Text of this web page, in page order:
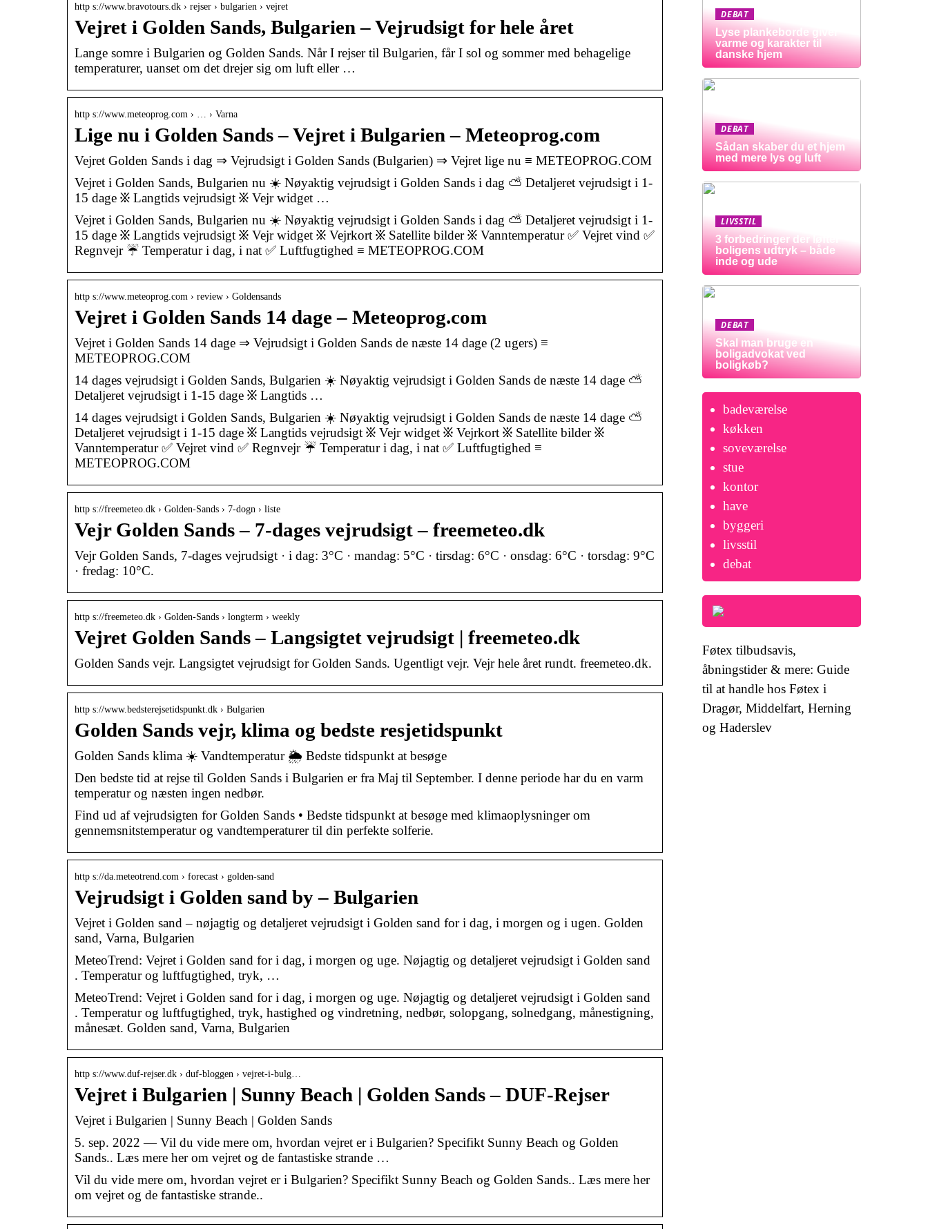
http s://www.bravotours.dk › rejser › bulgarien › vejret
Vejret i Golden Sands, Bulgarien – Vejrudsigt for hele året
Lange somre i Bulgarien og Golden Sands. Når I rejser til Bulgarien, får I sol og sommer med behagelige
temperaturer, uanset om det drejer sig om luft eller …
http s://www.meteoprog.com › … › Varna
Lige nu i Golden Sands – Vejret i Bulgarien – Meteoprog.com
Vejret Golden Sands i dag ⇒ Vejrudsigt i Golden Sands (Bulgarien) ⇒ Vejret lige nu ≡ METEOPROG.COM
Vejret i Golden Sands, Bulgarien nu ☀️ Nøyaktig vejrudsigt i Golden Sands i dag ⛅ Detaljeret vejrudsigt i 1-
15 dage ፠ Langtids vejrudsigt ፠ Vejr widget …
Vejret i Golden Sands, Bulgarien nu ☀️ Nøyaktig vejrudsigt i Golden Sands i dag ⛅ Detaljeret vejrudsigt i 1-
15 dage ፠ Langtids vejrudsigt ፠ Vejr widget ፠ Vejrkort ፠ Satellite bilder ፠ Vanntemperatur ✅ Vejret vind ✅
Regnvejr ☔ Temperatur i dag, i nat ✅ Luftfugtighed ≡ METEOPROG.COM
http s://www.meteoprog.com › review › Goldensands
Vejret i Golden Sands 14 dage – Meteoprog.com
Vejret i Golden Sands 14 dage ⇒ Vejrudsigt i Golden Sands de næste 14 dage (2 ugers) ≡
METEOPROG.COM
14 dages vejrudsigt i Golden Sands, Bulgarien ☀️ Nøyaktig vejrudsigt i Golden Sands de næste 14 dage ⛅
Detaljeret vejrudsigt i 1-15 dage ፠ Langtids …
14 dages vejrudsigt i Golden Sands, Bulgarien ☀️ Nøyaktig vejrudsigt i Golden Sands de næste 14 dage ⛅
Detaljeret vejrudsigt i 1-15 dage ፠ Langtids vejrudsigt ፠ Vejr widget ፠ Vejrkort ፠ Satellite bilder ፠
Vanntemperatur ✅ Vejret vind ✅ Regnvejr ☔ Temperatur i dag, i nat ✅ Luftfugtighed ≡
METEOPROG.COM
http s://freemeteo.dk › Golden-Sands › 7-dogn › liste
Vejr Golden Sands – 7-dages vejrudsigt – freemeteo.dk
Vejr Golden Sands, 7-dages vejrudsigt · i dag: 3°C · mandag: 5°C · tirsdag: 6°C · onsdag: 6°C · torsdag: 9°C
· fredag: 10°C.
http s://freemeteo.dk › Golden-Sands › longterm › weekly
Vejret Golden Sands – Langsigtet vejrudsigt | freemeteo.dk
Golden Sands vejr. Langsigtet vejrudsigt for Golden Sands. Ugentligt vejr. Vejr hele året rundt. freemeteo.dk.
http s://www.bedsterejsetidspunkt.dk › Bulgarien
Golden Sands vejr, klima og bedste resjetidspunkt
Golden Sands klima ☀️ Vandtemperatur 🌦️ Bedste tidspunkt at besøge
Den bedste tid at rejse til Golden Sands i Bulgarien er fra Maj til September. I denne periode har du en varm
temperatur og næsten ingen nedbør.
Find ud af vejrudsigten for Golden Sands • Bedste tidspunkt at besøge med klimaoplysninger om
gennemsnitstemperatur og vandtemperaturer til din perfekte solferie.
http s://da.meteotrend.com › forecast › golden-sand
Vejrudsigt i Golden sand by – Bulgarien
Vejret i Golden sand – nøjagtig og detaljeret vejrudsigt i Golden sand for i dag, i morgen og i ugen. Golden
sand, Varna, Bulgarien
MeteoTrend: Vejret i Golden sand for i dag, i morgen og uge. Nøjagtig og detaljeret vejrudsigt i Golden sand
. Temperatur og luftfugtighed, tryk, …
MeteoTrend: Vejret i Golden sand for i dag, i morgen og uge. Nøjagtig og detaljeret vejrudsigt i Golden sand
. Temperatur og luftfugtighed, tryk, hastighed og vindretning, nedbør, solopgang, solnedgang, månestigning,
månesæt. Golden sand, Varna, Bulgarien
http s://www.duf-rejser.dk › duf-bloggen › vejret-i-bulg…
Vejret i Bulgarien | Sunny Beach | Golden Sands – DUF-Rejser
Vejret i Bulgarien | Sunny Beach | Golden Sands
5. sep. 2022 — Vil du vide mere om, hvordan vejret er i Bulgarien? Specifikt Sunny Beach og Golden
Sands.. Læs mere her om vejret og de fantastiske strande …
Vil du vide mere om, hvordan vejret er i Bulgarien? Specifikt Sunny Beach og Golden Sands.. Læs mere her
om vejret og de fantastiske strande..
DEBAT
Lyse plankeborde giver
varme og karakter til
danske hjem
DEBAT
Sådan skaber du et hjem
med mere lys og luft
LIVSSTIL
3 forbedringer der løfter
boligens udtryk – både
inde og ude
DEBAT
Skal man bruge en
boligadvokat ved
boligkøb?
badeværelse
køkken
soveværelse
stue
kontor
have
byggeri
livsstil
debat
Føtex tilbudsavis,
åbningstider & mere: Guide
til at handle hos Føtex i
Dragør, Middelfart, Herning
og Haderslev